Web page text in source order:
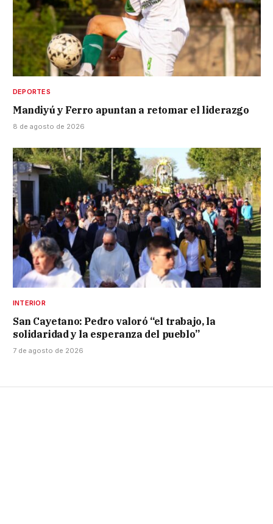
DEPORTES
Mandiyú y Ferro apuntan a retomar el liderazgo
8 de agosto de 2026
INTERIOR
San Cayetano: Pedro valoró “el trabajo, la
solidaridad y la esperanza del pueblo”
7 de agosto de 2026